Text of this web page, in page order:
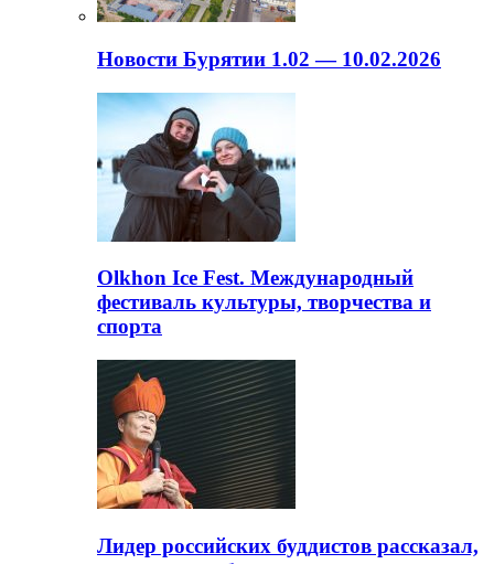
Новости Бурятии 1.02 — 10.02.2026
Olkhon Ice Fest. Международный
фестиваль культуры, творчества и
спорта
Лидер российских буддистов рассказал,